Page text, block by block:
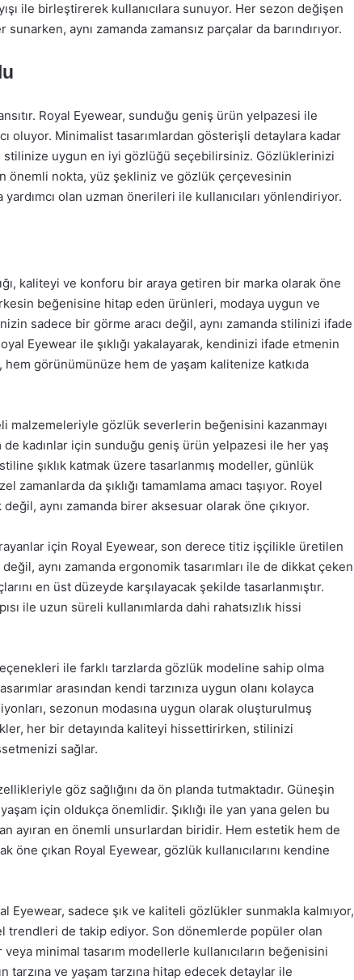
ile birleştirerek kullanıcılara sunuyor. Her sezon değişen
aynı zamanda zamansız parçalar da barındırıyor.
Royal Eyewear, sunduğu geniş ürün yelpazesi ile
oluyor. Minimalist tasarımlardan gösterişli detaylara kadar
uygun en iyi gözlüğü seçebilirsiniz. Gözlüklerinizi
önemli nokta, yüz şekliniz ve gözlük çerçevesinin
olan uzman önerileri ile kullanıcıları yönlendiriyor.
kaliteyi ve konforu bir araya getiren bir marka olarak öne
beğenisine hitap eden ürünleri, modaya uygun ve
sadece bir görme aracı değil, aynı zamanda stilinizi ifade
Eyewear ile şıklığı yakalayarak, kendinizi ifade etmenin
hem görünümünüze hem de yaşam kalitenize katkıda
malzemeleriyle gözlük severlerin beğenisini kazanmayı
kadınlar için sunduğu geniş ürün yelpazesi ile her yaş
şıklık katmak üzere tasarlanmış modeller, günlük
zamanlarda da şıklığı tamamlama amacı taşıyor. Royel
aynı zamanda birer aksesuar olarak öne çıkıyor.
için Royal Eyewear, son derece titiz işçilikle üretilen
aynı zamanda ergonomik tasarımları ile de dikkat çeken
en üst düzeyde karşılayacak şekilde tasarlanmıştır.
ile uzun süreli kullanımlarda dahi rahatsızlık hissi
ile farklı tarzlarda gözlük modeline sahip olma
arasından kendi tarzınıza uygun olanı kolayca
sezonun modasına uygun olarak oluşturulmuş
her bir detayında kaliteyi hissettirirken, stilinizi
sağlar.
göz sağlığını da ön planda tutmaktadır. Güneşin
için oldukça önemlidir. Şıklığı ile yan yana gelen bu
ayıran en önemli unsurlardan biridir. Hem estetik hem de
öne çıkan Royal Eyewear, gözlük kullanıcılarını kendine
Eyewear, sadece şık ve kaliteli gözlükler sunmakla kalmıyor,
trendleri de takip ediyor. Son dönemlerde popüler olan
minimal tasarım modellerle kullanıcıların beğenisini
tarzına ve yaşam tarzına hitap edecek detaylar ile